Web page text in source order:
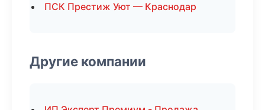
ПСК Престиж Уют — Краснодар
Другие компании